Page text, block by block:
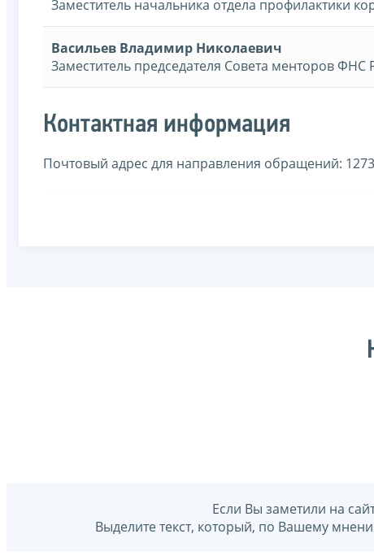
Заместитель начальника отдела профилактики
Васильев Владимир Николаевич
Заместитель председателя Совета менторов ФНС
Контактная информация
Почтовый адрес для направления обращений:
Если Вы заметили на
Выделите текст, который, по Вашему